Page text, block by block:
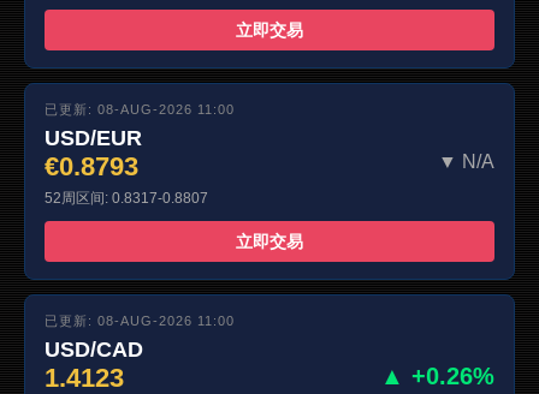
立即交易
已更新: 08-AUG-2026 11:00
USD/EUR
€0.8793 ▼ N/A
52周区间: 0.8317-0.8807
立即交易
已更新: 08-AUG-2026 11:00
USD/CAD
1.4123 ▲ +0.26%